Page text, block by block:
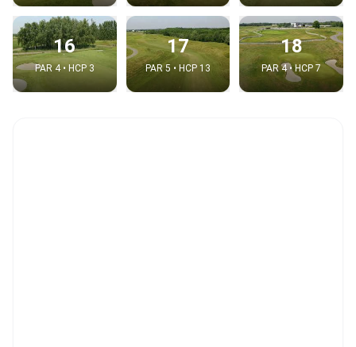
16
PAR 4 • HCP 3
17
PAR 5 • HCP 13
18
PAR 4 • HCP 7